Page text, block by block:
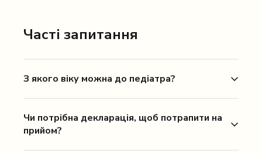
Часті запитання
З якого віку можна до педіатра?
Чи потрібна декларація, щоб потрапити на
прийом?